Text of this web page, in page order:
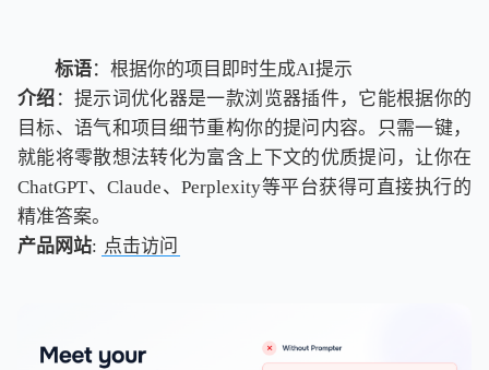
标语：根据你的项目即时生成AI提示
介绍 ：提示词优化器是一款浏览器插件，它能根据你的
目标、语气和项目细节重构你的提问内容。只需一键，
就能将零散想法转化为富含上下文的优质提问，让你在
ChatGPT、Claude、Perplexity等平台获得可直接执行的
精准答案。
产品网站: 点击访问